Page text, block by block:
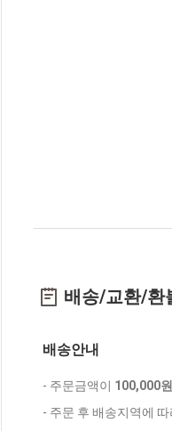
배송/교환/환
배송안내
- 주문금액이 100,000
- 주문 후 배송지역에